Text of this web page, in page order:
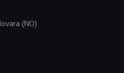
(NO)